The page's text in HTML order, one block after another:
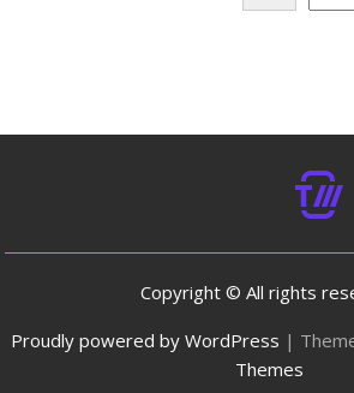
Copyright © All rights
Proudly powered by WordPress |
Themes